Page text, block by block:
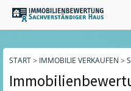
START> IMMOBILIE VERKAUFEN >